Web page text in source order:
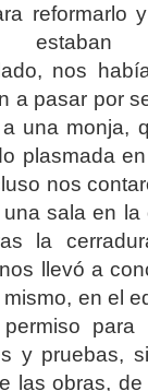
reformarlo
estaban
nos
a pasar por
una monja,
plasmada
nos
sala en
la
llevó a
en el
y pruebas,
las obras,